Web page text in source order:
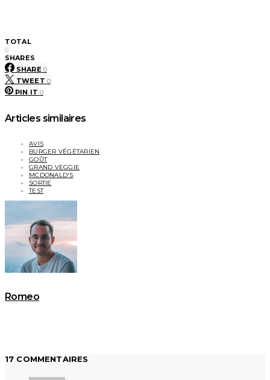
TOTAL
0
SHARES
SHARE 0
TWEET 0
PIN IT 0
Articles similaires
AVIS
BURGER VÉGÉTARIEN
GOÛT
GRAND VEGGIE
MCDONALD'S
SORTIE
TEST
Romeo
17 COMMENTAIRES